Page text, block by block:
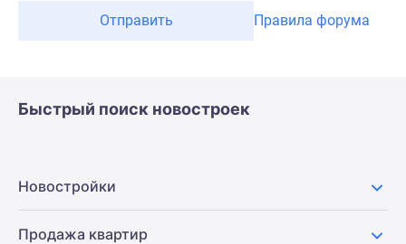
Отправить Правила форума
Быстрый поиск новостроек
Новостройки
Продажа квартир